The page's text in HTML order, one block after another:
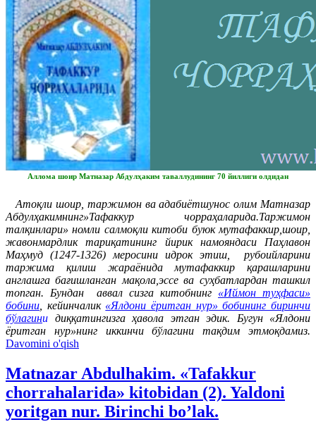
Аллома шоир Матназар Абдулҳаким таваллудининг 70 йиллиги олдидан
Атоқли шоир, таржимон ва адабиётшунос олим Матназар
Абдулҳакимнинг»Тафаккур чорраҳаларида.Таржимон
талқинлари» номли салмоқли китоби буюк мутафаккир,шоир,
жавонмардлик тариқатининг йирик намояндаси Паҳлавон
Маҳмуд (1247-1326) меросини идрок этиш, рубоийларини
таржима қилиш жараёнида мутафаккир қарашларини
англашга бағишланган мақола,эссе ва суҳбатлардан ташкил
топган. Бундан аввал сизга китобнинг «Иймон туҳфаси»
бобини
кейинчалик «Ялдони ёритган нур» бобининг биринчи
бўлагини диққатингизга ҳавола этган эдик. Бугун «Ялдони
ёритган нур»нинг иккинчи бўлагини тақдим этмоқдамиз.
Davomini o'qish
Matnazar Abdulhakim. «Tafakkur
chorrahalarida» kitobidan (2). Yaldoni
yoritgan nur. Birinchi bo’lak.